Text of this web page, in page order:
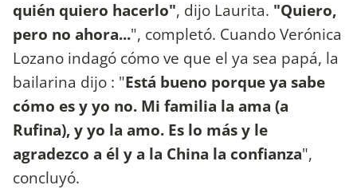
quién quiero hacerlo", dijo Laurita. "Quiero,
pero no ahora...", completó. Cuando Verónica
Lozano indagó cómo ve que el ya sea papá, la
bailarina dijo : "Está bueno porque ya sabe
cómo es y yo no. Mi familia la ama (a
Rufina), y yo la amo. Es lo más y le
agradezco a él y a la China la confianza",
concluyó.